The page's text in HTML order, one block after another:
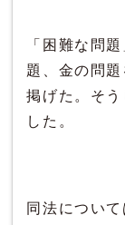
「困難な問
題、金の問
掲げた。そ
した。
同法につい